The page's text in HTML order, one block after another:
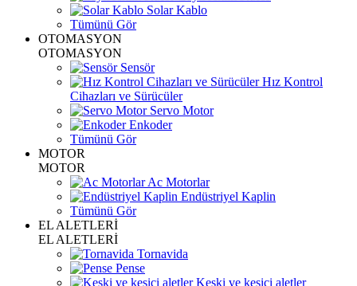
Solar Kablo
Tümünü Gör
OTOMASYON
OTOMASYON
Sensör
Hız Kontrol
Cihazları ve Sürücüler
Servo Motor
Enkoder
Tümünü Gör
MOTOR
MOTOR
Ac Motorlar
Endüstriyel Kaplin
Tümünü Gör
EL ALETLERİ
EL ALETLERİ
Tornavida
Pense
Keski ve kesici aletler